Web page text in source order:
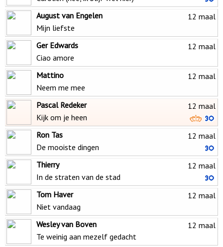
12 maal
August van Engelen
Mijn liefste
12 maal
Ger Edwards
Ciao amore
12 maal
Mattino
Neem me mee
12 maal
Pascal Redeker
Kijk om je heen
12 maal
Ron Tas
De mooiste dingen
12 maal
Thierry
In de straten van de stad
12 maal
Tom Haver
Niet vandaag
12 maal
Wesley van Boven
Te weinig aan mezelf gedacht